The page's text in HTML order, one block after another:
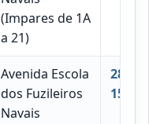
(Impares de 1A
a 21)
Avenida Escola
dos Fuzileiros
Navais
2830-
150